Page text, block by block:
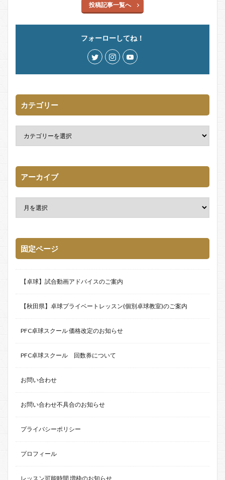
投稿記事一覧へ
フォーローしてね！
カテゴリー
アーカイブ
固定ページ
【卓球】試合動画アドバイスのご案内
【秋田県】卓球プライベートレッスン(個別卓球教室)のご案内
PFC卓球スクール 価格改定のお知らせ
PFC卓球スクール 回数券について
お問い合わせ
お問い合わせ不具合のお知らせ
プライバシーポリシー
プロフィール
レッスン可能時間 増枠のお知らせ